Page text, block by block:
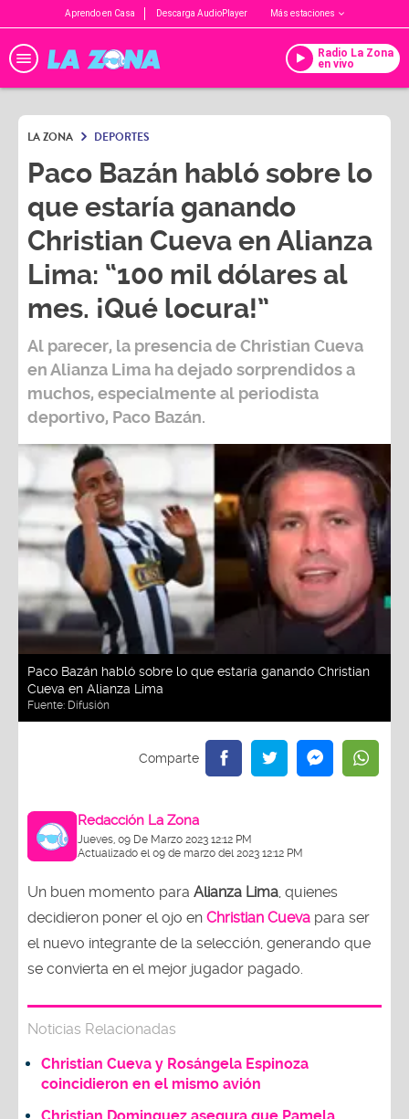
Aprendo en Casa Descarga AudioPlayer Más estaciones
Radio La Zona
en vivo
LA ZONA DEPORTES
Paco Bazán habló sobre lo
que estaría ganando
Christian Cueva en Alianza
Lima: “100 mil dólares al
mes. ¡Qué locura!”
Al parecer, la presencia deChristian Cueva
enAlianza Lima ha dejado sorprendidos a
muchos, especialmente al periodista
deportivo, Paco Bazán.
Paco Bazán habló sobre lo que estaría ganando Christian
Cueva en Alianza Lima
Fuente: Difusión
Redacción La Zona
Jueves, 09 De Marzo 2023 12:12 PM
Actualizado el 09 de marzo del 2023 12:12 PM
Un buen momento para Alianza Lima , quienes
decidieron poner el ojo en Christian Cueva para ser
el nuevo integrante de la selección, generando que
se convierta en el mejor jugador pagado.
Noticias Relacionadas
Christian Cueva y Rosángela Espinoza
coincidieron en el mismo avión
Christian Dominguez asegura que Pamela